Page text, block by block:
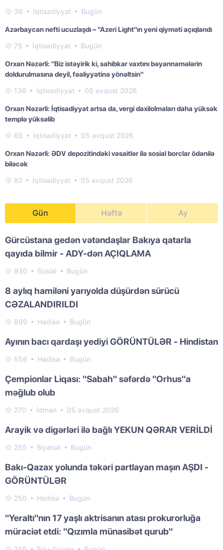
36 İqtisadiyyat Bugün
Azərbaycan nefti ucuzlaşdı – "Azeri Light"ın yeni qiyməti açıqlandı
75 İqtisadiyyat Bugün
Orxan Nəzərli: "Biz istəyirik ki, sahibkar vaxtını bəyannamələrin
doldurulmasına deyil, fəaliyyətinə yönəltsin"
136 İqtisadiyyat 05 avqust 2026
Orxan Nəzərli: İqtisadiyyat artsa da, vergi daxilolmaları daha yüksək
templə yüksəlib
65 İqtisadiyyat 05 avqust 2026
Orxan Nəzərli: ƏDV depozitindəki vəsaitlər ilə sosial borclar ödənilə
biləcək
92 İqtisadiyyat 05 avqust 2026
Gün Həftə Ay
Gürcüstana gedən vətəndaşlar Bakıya qatarla
qayıda bilmir - ADY-dən AÇIQLAMA
930 Sosial Bugün
8 aylıq hamiləni yarıyolda düşürdən sürücü
CƏZALANDIRILDI
899 Hadisə Bugün
Ayının bacı qardaşı yediyi GÖRÜNTÜLƏR - Hindistan
556 Hadisə Bugün
Çempionlar Liqası: "Sabah" səfərdə "Orhus"a
məğlub olub
270 İdman 05 avqust 2026
Arayik və digərləri ilə bağlı YEKUN QƏRAR VERİLDİ
255 Siyasət Bugün
Bakı-Qazax yolunda təkəri partlayan maşın AŞDI -
GÖRÜNTÜLƏR
250 Hadisə Bugün
"Yeraltı"nın 17 yaşlı aktrisanın atası prokurorluğa
müraciət etdi: "Qızımla münasibət qurub"